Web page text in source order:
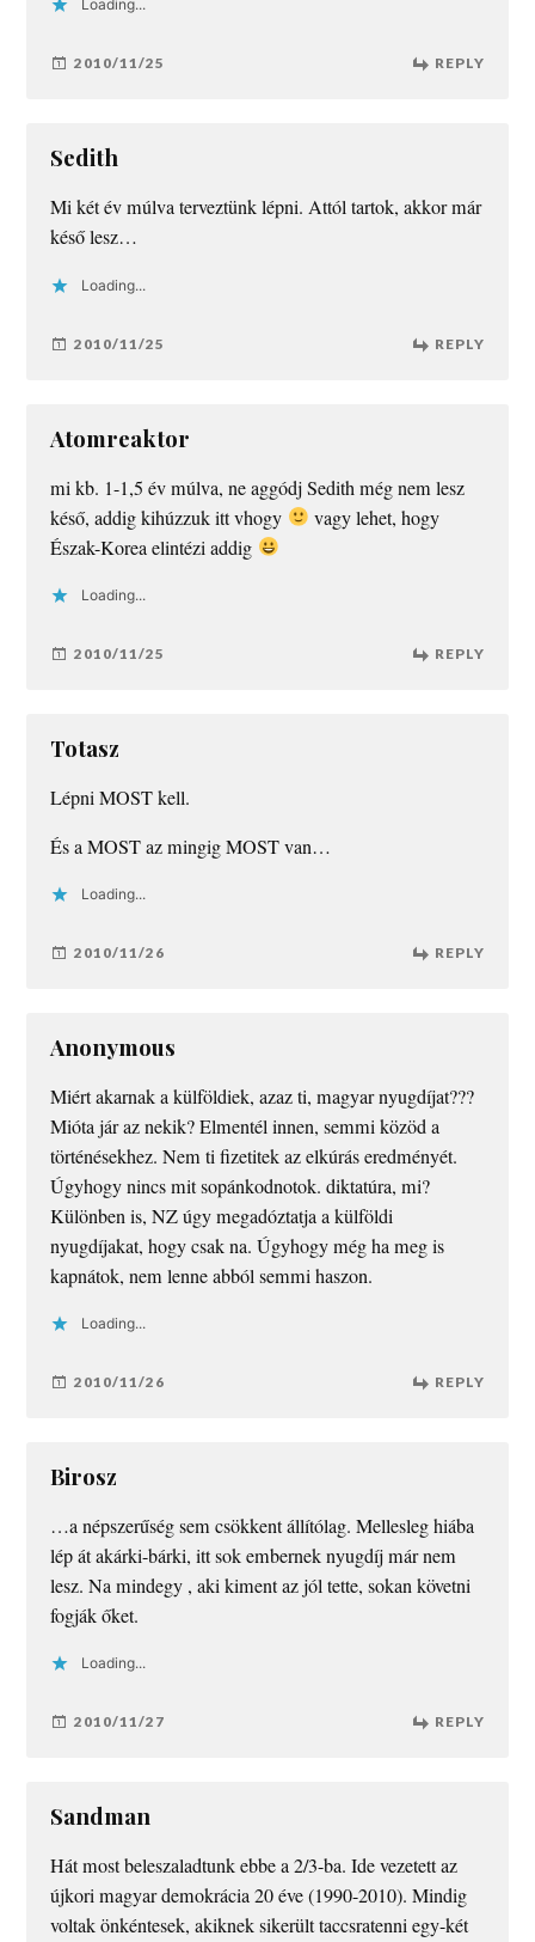
Loading...
2010/11/25 REPLY
Sedith
Mi két év múlva terveztünk lépni. Attól tartok, akkor már
késő lesz…
Loading...
2010/11/25 REPLY
Atomreaktor
mi kb. 1-1,5 év múlva, ne aggódj Sedith még nem lesz
késő, addig kihúzzuk itt vhogy
vagy lehet, hogy
Észak-Korea elintézi addig
Loading...
2010/11/25 REPLY
Totasz
Lépni MOST kell.
És a MOST az mingig MOST van…
Loading...
2010/11/26 REPLY
Anonymous
Miért akarnak a külföldiek, azaz ti, magyar nyugdíjat???
Mióta jár az nekik? Elmentél innen, semmi közöd a
történésekhez. Nem ti fizetitek az elkúrás eredményét.
Úgyhogy nincs mit sopánkodnotok. diktatúra, mi?
Különben is, NZ úgy megadóztatja a külföldi
nyugdíjakat, hogy csak na. Úgyhogy még ha meg is
kapnátok, nem lenne abból semmi haszon.
Loading...
2010/11/26 REPLY
Birosz
…a népszerűség sem csökkent állítólag. Mellesleg hiába
lép át akárki-bárki, itt sok embernek nyugdíj már nem
lesz. Na mindegy , aki kiment az jól tette, sokan követni
fogják őket.
Loading...
2010/11/27 REPLY
Sandman
Hát most beleszaladtunk ebbe a 2/3-ba. Ide vezetett az
újkori magyar demokrácia 20 éve (1990-2010). Mindig
voltak önkéntesek, akiknek sikerült taccsratenni egy-két